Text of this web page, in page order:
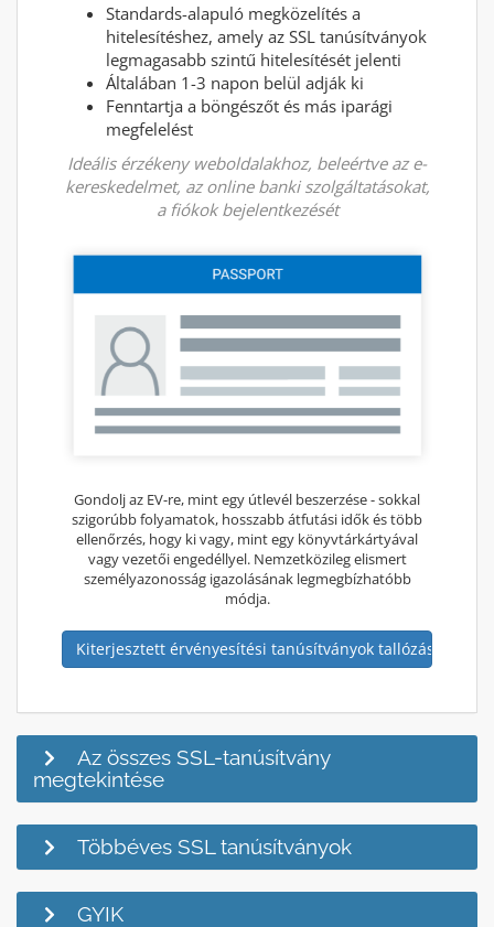
Standards-alapuló megközelítés a
hitelesítéshez, amely az SSL tanúsítványok
legmagasabb szintű hitelesítését jelenti
Általában 1-3 napon belül adják ki
Fenntartja a böngészőt és más iparági
megfelelést
Ideális érzékeny weboldalakhoz, beleértve az e-
kereskedelmet, az online banki szolgáltatásokat,
a fiókok bejelentkezését
Gondolj az EV-re, mint egy útlevél beszerzése - sokkal
szigorúbb folyamatok, hosszabb átfutási idők és több
ellenőrzés, hogy ki vagy, mint egy könyvtárkártyával
vagy vezetői engedéllyel. Nemzetközileg elismert
személyazonosság igazolásának legmegbízhatóbb
módja.
Kiterjesztett érvényesítési tanúsítványok tallózása
Az összes SSL-tanúsítvány
megtekintése
Többéves SSL tanúsítványok
GYIK